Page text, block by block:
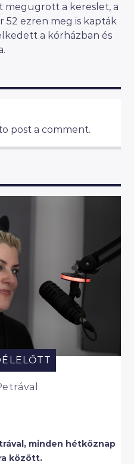
megugrott a kereslet, a
52 ezren meg is kapták
a kórházban és
post a comment.
minden hétköznap
között.